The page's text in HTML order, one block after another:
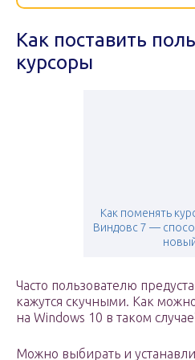
Как поставить
курсоры
Как поменять
Виндовс 7 —
Часто пользователю
кажутся скучными. Как
на Windows 10 в таком
Можно выбирать и